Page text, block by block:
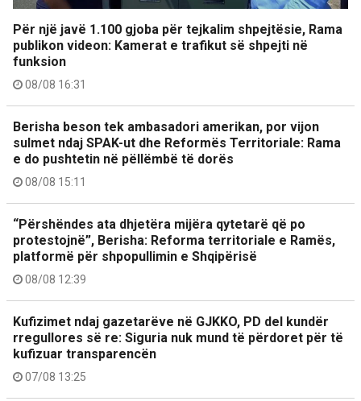
Për një javë 1.100 gjoba për tejkalim shpejtësie, Rama
publikon videon: Kamerat e trafikut së shpejti në
funksion
08/08 16:31
Berisha beson tek ambasadori amerikan, por vijon
sulmet ndaj SPAK-ut dhe Reformës Territoriale: Rama
e do pushtetin në pëllëmbë të dorës
08/08 15:11
“Përshëndes ata dhjetëra mijëra qytetarë që po
protestojnë”, Berisha: Reforma territoriale e Ramës,
platformë për shpopullimin e Shqipërisë
08/08 12:39
Kufizimet ndaj gazetarëve në GJKKO, PD del kundër
rregullores së re: Siguria nuk mund të përdoret për të
kufizuar transparencën
07/08 13:25